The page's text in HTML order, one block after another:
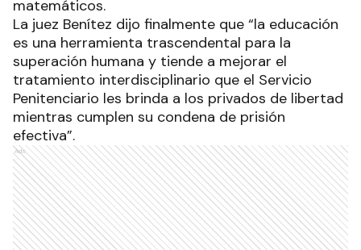
matemáticos.
La juez Benítez dijo finalmente que “la educación
es una herramienta trascendental para la
superación humana y tiende a mejorar el
tratamiento interdisciplinario que el Servicio
Penitenciario les brinda a los privados de libertad
mientras cumplen su condena de prisión
efectiva”.
Ads